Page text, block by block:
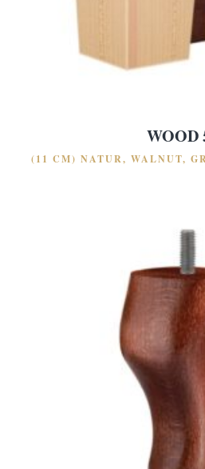
WOOD
(11 CM) NATUR, WALNUT,